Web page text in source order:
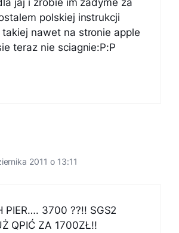
polskiej instrukcji
takiej nawet na stronie apple
teraz nie sciagnie:P:P
2011 o 13:11
PIER…. 3700 ??!! SGS2
QPIĆ ZA 1700ZŁ!!